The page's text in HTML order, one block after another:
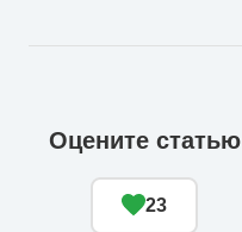
Оцените статью
23